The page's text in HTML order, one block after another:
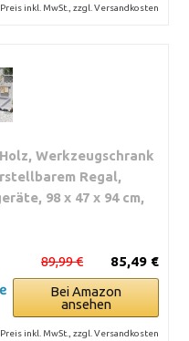
Preis inkl. MwSt., zzgl. Versandkosten
Werkzeugschrank
Regal,
98 x 47 x 94 cm,
85,49 €
89,99 €
Bei Amazon
ansehen
Preis inkl. MwSt., zzgl. Versandkosten